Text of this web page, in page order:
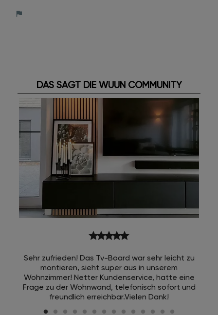
DAS SAGT DIE WUUN COMMUNITY
starstarstarstarstar
Sehr zufrieden! Das Tv-Board war sehr leicht zu
montieren, sieht super aus in unserem
Wohnzimmer! Netter Kundenservice, hatte eine
Frage zu der Wohnwand, telefonisch sofort und
freundlich erreichbar.Vielen Dank!